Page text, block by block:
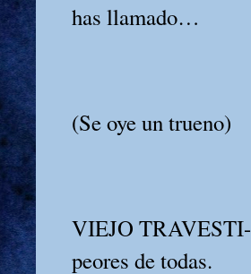
has llamado…
(Se oye un trueno)
VIEJO TRAVESTI-
peores de todas.